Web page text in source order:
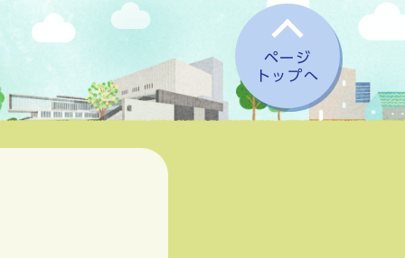
ページ
トップへ